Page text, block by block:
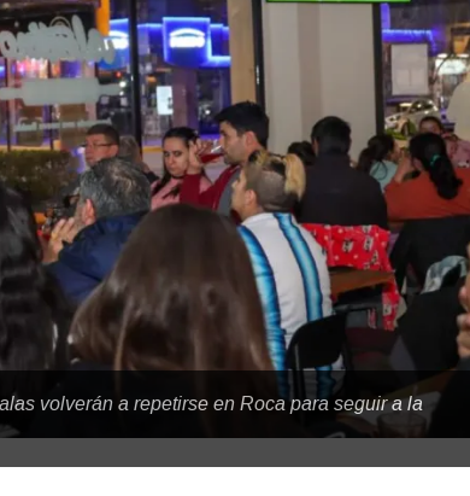
volverán a repetirse en Roca para seguir a la